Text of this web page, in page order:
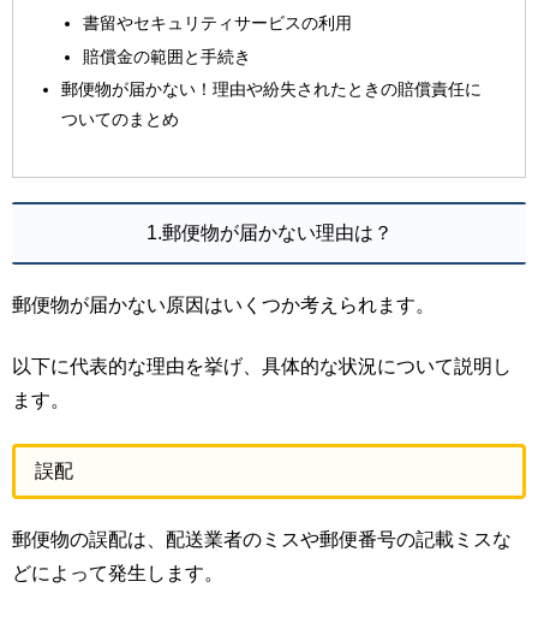
書留やセキュリティサービスの利用
賠償金の範囲と手続き
郵便物が届かない！理由や紛失されたときの賠償責任に
ついてのまとめ
1.郵便物が届かない理由は？
郵便物が届かない原因はいくつか考えられます。
以下に代表的な理由を挙げ、具体的な状況について説明し
ます。
誤配
郵便物の誤配は、配送業者のミスや郵便番号の記載ミスな
どによって発生します。